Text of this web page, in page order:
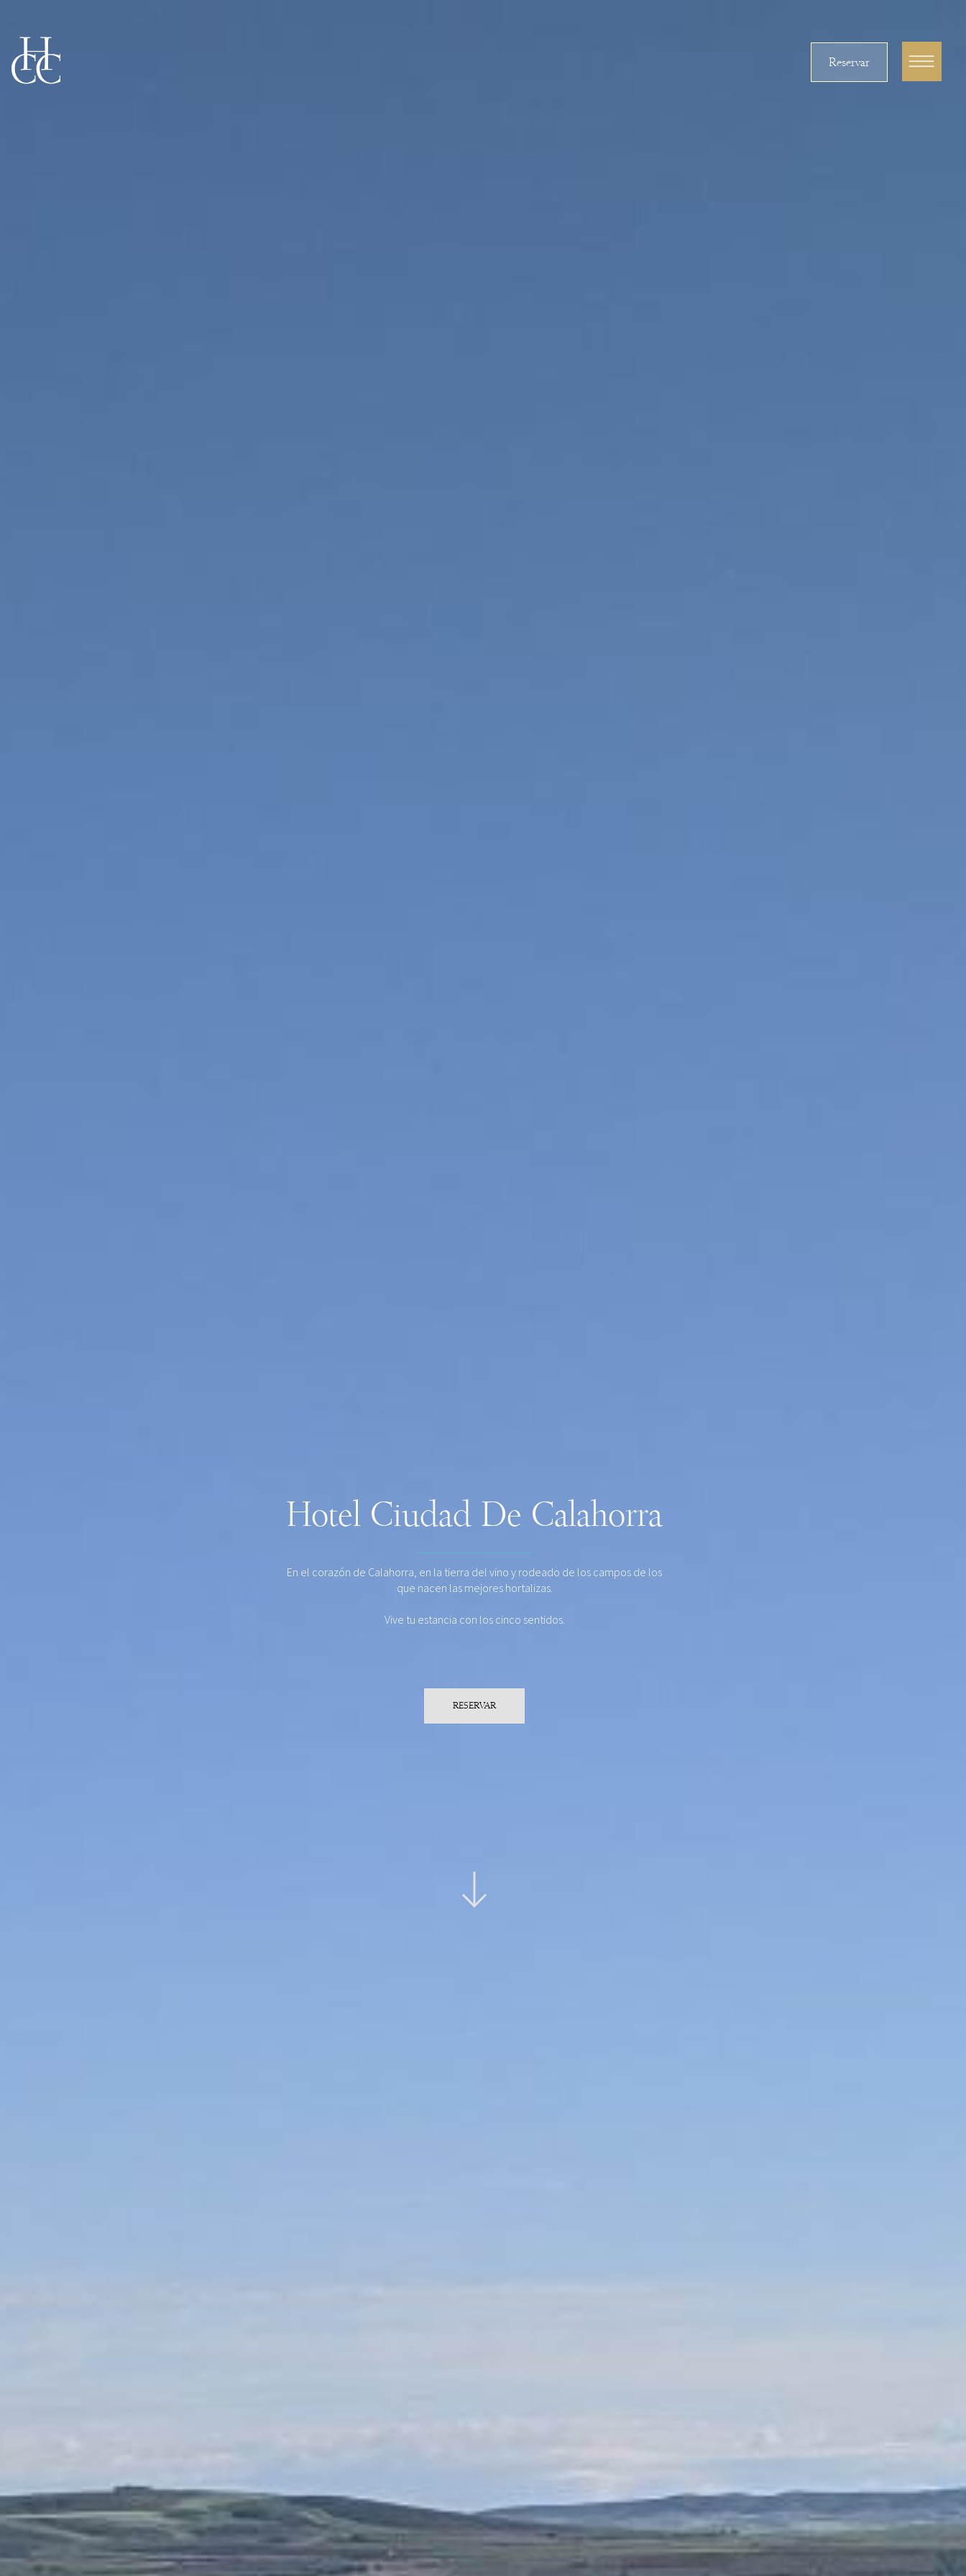
Reservar
Hotel Ciudad De Calahorra
En el corazón de Calahorra, en la tierra del vino y rodeado de los campos de los
que nacen las mejores hortalizas.
Vive tu estancia con los cinco sentidos.
RESERVAR